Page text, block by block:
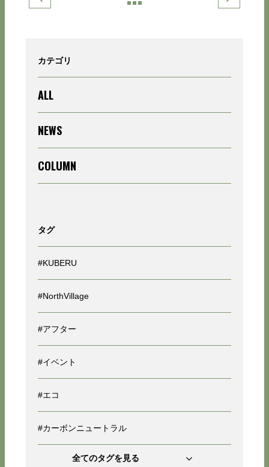
カテゴリ
ALL
NEWS
COLUMN
タグ
#KUBERU
#NorthVillage
#アフター
#イベント
#エコ
#カーボンニュートラル
全てのタグを見る